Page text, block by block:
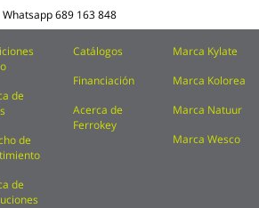
Whatsapp689 163 848
de
de
de
Catálogos
Financiación
Acerca de
Ferrokey
Marca Kylate
Marca Kolorea
Marca Natuur
Marca Wesco